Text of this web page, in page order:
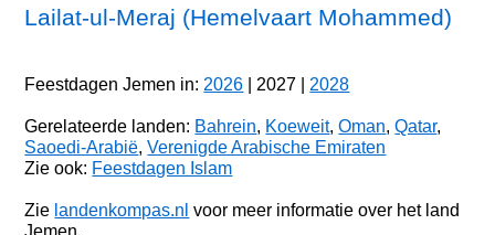
Lailat-ul-Meraj (Hemelvaart Mohammed)
Feestdagen Jemen in: 2026 | 2027 | 2028
Gerelateerde landen: Bahrein, Koeweit,Oman,Qatar,
Saoedi-Arabië,Verenigde Arabische Emiraten
Zie ook: Feestdagen Islam
Zie landenkompas.nl voor meer informatie over het land
Jemen.